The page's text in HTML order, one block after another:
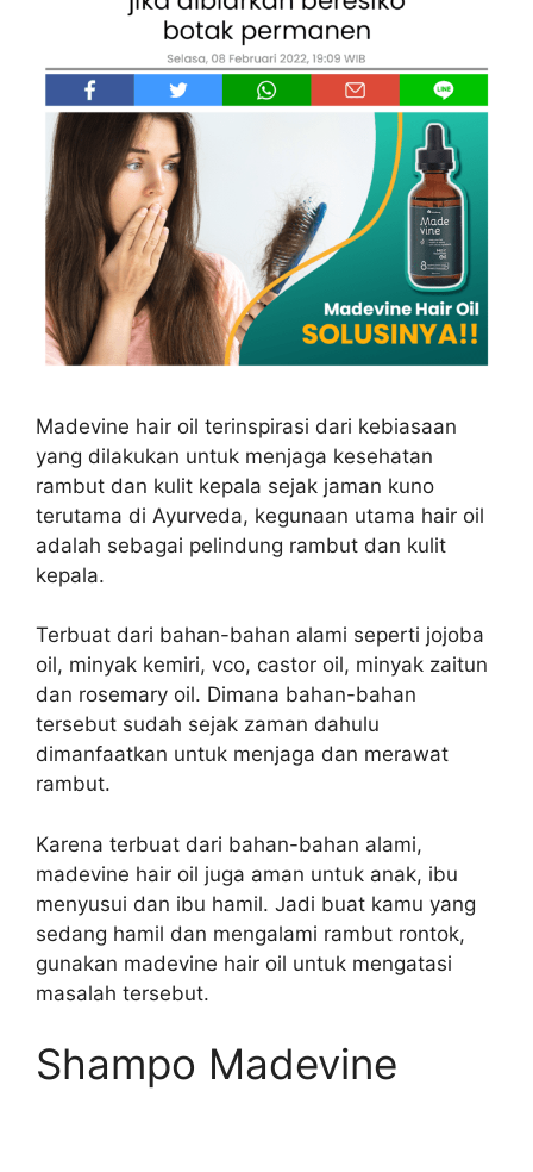
Madevine hair oil terinspirasi dari kebiasaan
yang dilakukan untuk menjaga kesehatan
rambut dan kulit kepala sejak jaman kuno
terutama di Ayurveda, kegunaan utama hair oil
adalah sebagai pelindung rambut dan kulit
kepala.
Terbuat dari bahan-bahan alami seperti jojoba
oil, minyak kemiri, vco, castor oil, minyak zaitun
dan rosemary oil. Dimana bahan-bahan
tersebut sudah sejak zaman dahulu
dimanfaatkan untuk menjaga dan merawat
rambut.
Karena terbuat dari bahan-bahan alami,
madevine hair oil juga aman untuk anak, ibu
menyusui dan ibu hamil. Jadi buat kamu yang
sedang hamil dan mengalami rambut rontok,
gunakan madevine hair oil untuk mengatasi
masalah tersebut.
Shampo Madevine